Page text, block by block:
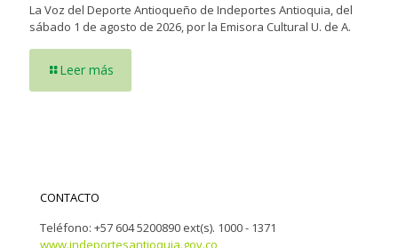
La Voz del Deporte Antioqueño de Indeportes Antioquia, del
sábado 1 de agosto de 2026, por la Emisora Cultural U. de A.
Leer más
CONTACTO
Teléfono: +57 604 5200890 ext(s). 1000 - 1371
www.indeportesantioquia.gov.co